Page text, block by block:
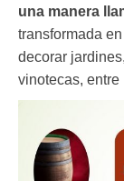
una manera
transformada
decorar
vinotecas,